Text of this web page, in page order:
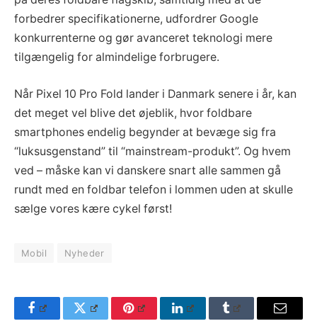
forbedrer specifikationerne, udfordrer Google
konkurrenterne og gør avanceret teknologi mere
tilgængelig for almindelige forbrugere.
Når Pixel 10 Pro Fold lander i Danmark senere i år, kan
det meget vel blive det øjeblik, hvor foldbare
smartphones endelig begynder at bevæge sig fra
“luksusgenstand” til “mainstream-produkt”. Og hvem
ved – måske kan vi danskere snart alle sammen gå
rundt med en foldbar telefon i lommen uden at skulle
sælge vores kære cykel først!
Mobil Nyheder
FacebookTwitter Pinterest LinkedInTumblr Email